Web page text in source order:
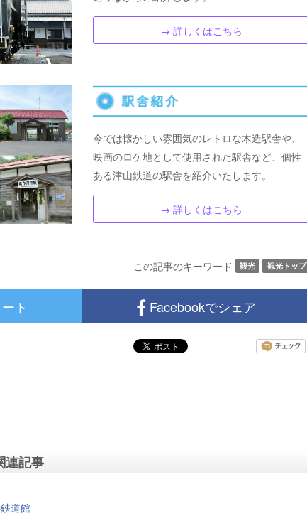
→ 詳しくはこちら
今では懐かしい雰囲気のレトロな木造駅舎や、
映画のロケ地として使用された駅舎など、個性
ある津山鉄道の駅舎を紹介いたします。
→ 詳しくはこちら
この記事のキーワード 観光 観光トップ
ト Facebookでシェア
連記事
道館